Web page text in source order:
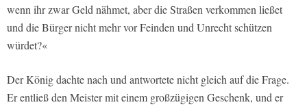
wenn ihr zwar Geld nähmet, aber die Straßen verkommen ließet
und die Bürger nicht mehr vor Feinden und Unrecht schützen
würdet?«
Der König dachte nach und antwortete nicht gleich auf die Frage.
Er entließ den Meister mit einem großzügigen Geschenk, und er